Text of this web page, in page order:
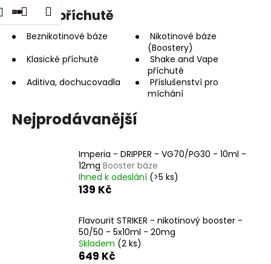
Přejít
na
obsah
Přihlášení
Nákupní
košík
Menu
Báze a příchutě
Beznikotinové báze
Nikotinové báze
(Boostery)
Klasické příchutě
Shake and Vape
příchutě
Aditiva, dochucovadla
Příslušenství pro
míchání
Nejprodávanější
Imperia - DRIPPER - VG70/PG30 - 10ml -
12mg Booster báze
Ihned k odeslání (>5 ks)
139 Kč
Flavourit STRIKER - nikotinový booster -
50/50 - 5x10ml - 20mg
Skladem (2 ks)
649 Kč
K
o Zpět
Zpět
C
o
o
t